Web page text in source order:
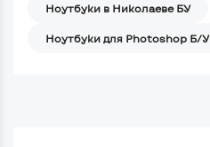
Ноутбуки в Николаеве БУ
Ноутбуки для Photoshop Б/У